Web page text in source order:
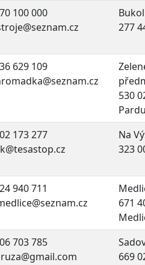
100 000
277
629 109
530
173 277
Na
323
940 711
671
703 785
669